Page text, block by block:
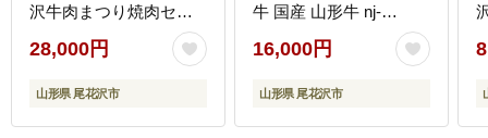
沢牛肉まつり焼肉セッ
ト 山形牛 国産牛 黒毛和
牛 雪降り和牛 肉 お肉
ブランド牛 焼肉 焼き肉
バーベキュー 送料無料
28,000円
山形県 尾花沢市
牛 国産 山形牛 nj-
ogsxt120x2
16,000円
山形県 尾花沢市